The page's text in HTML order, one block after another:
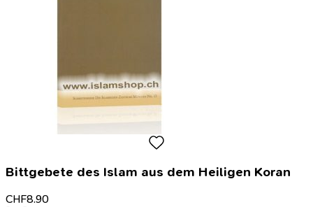
Bittgebete des Islam aus dem Heiligen Koran
CHF8.90